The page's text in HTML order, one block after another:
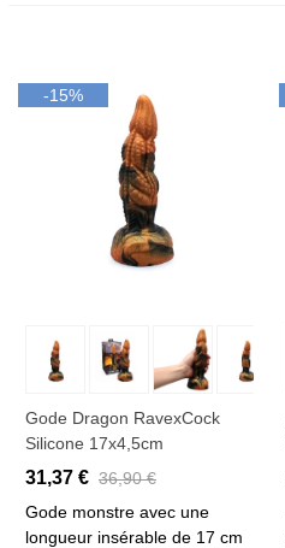
-15%
Gode Dragon RavexCock
Silicone 17x4,5cm
31,37 € 36,90 €
Gode monstre avec une
longueur insérable de 17 cm